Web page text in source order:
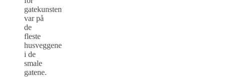
gatekunsten
var på
de
fleste
husveggene
i de
smale
gatene.